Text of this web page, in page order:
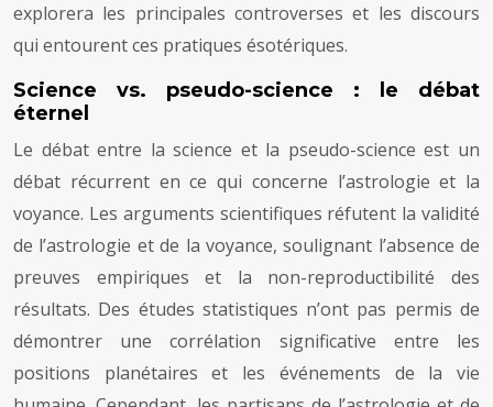
explorera les principales controverses et les discours
qui entourent ces pratiques ésotériques.
Science vs. pseudo-science : le débat
éternel
Le débat entre la science et la pseudo-science est un
débat récurrent en ce qui concerne l’astrologie et la
voyance. Les arguments scientifiques réfutent la validité
de l’astrologie et de la voyance, soulignant l’absence de
preuves empiriques et la non-reproductibilité des
résultats. Des études statistiques n’ont pas permis de
démontrer une corrélation significative entre les
positions planétaires et les événements de la vie